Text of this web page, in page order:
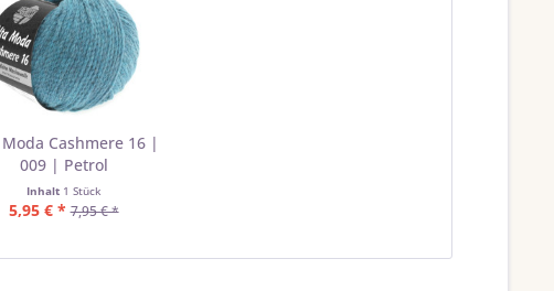
Cashmere 16 |
009 | Petrol
Inhalt 1 Stück
5,95 € * 7,95 € *